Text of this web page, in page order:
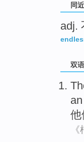
同
adj.
双
an
他